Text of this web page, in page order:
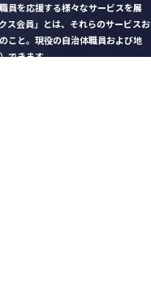
員を応援する様々なサービスを展
ス会員」とは、それらのサービスお
こと。現役の自治体職員および地
できます。